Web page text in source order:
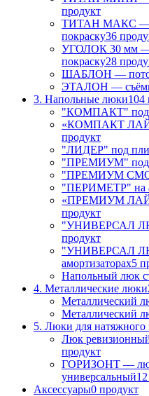
продукт
ТИТАН МАКС —
покраску36
УГОЛОК 30 мм —
покраску28
ШАБЛОН —
ЭТАЛОН —
3. Напольные люки104
"КОМПАКТ" под
«КОМПАКТ
продукт
"ЛИДЕР" под
"ПРЕМИУМ" под
"ПРЕМИУМ
"ПЕРИМЕТР" на
«ПРЕМИУМ
продукт
"УНИВЕРСАЛ
продукт
"УНИВЕРСАЛ
амортизаторах5
Напольный люк
4. Металлические люки
Металлический
Металлический
5. Люки для натяжного
Люк
продукт
ГОРИЗОНТ — люк
универсальный
Аксессуары0 продукт